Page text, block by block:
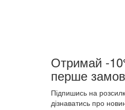
Отримай -
перше
Підпишись на
дізнаватись про